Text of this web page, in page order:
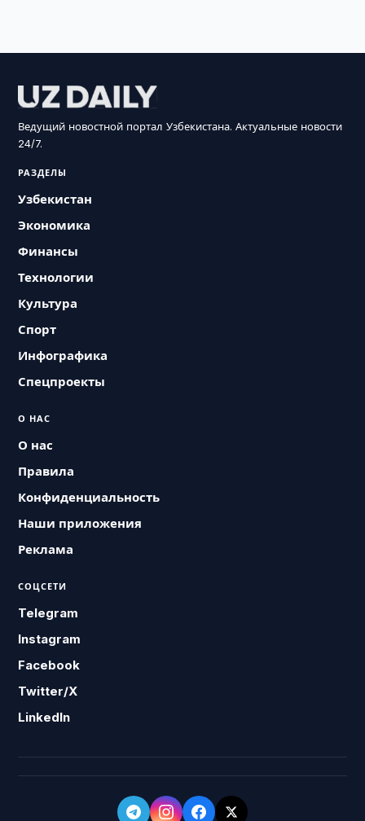
Ведущий новостной портал Узбекистана. Актуальные новости
24/7.
РАЗДЕЛЫ
Узбекистан
Экономика
Финансы
Технологии
Культура
Спорт
Инфографика
Спецпроекты
О НАС
О нас
Правила
Конфиденциальность
Наши приложения
Реклама
СОЦСЕТИ
Telegram
Instagram
Facebook
Twitter/X
LinkedIn